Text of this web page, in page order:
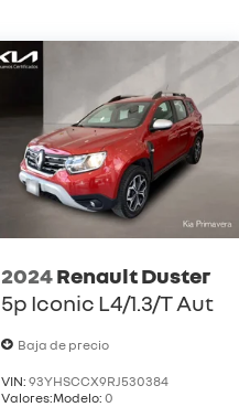
2024Renault Duster
5p Iconic L4/1.3/T Aut
Baja de precio
VIN: 93YHSCCX9RJ530384
Valores:Modelo: 0